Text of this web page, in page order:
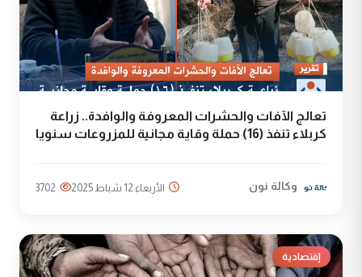
تعالج الآفات والحشرات المعروفة والوافدة.. زراعة
كربلاء تنفذ (16) حملة وقاية مجانية للمزروعات سنويا
وكالة نون الأربعاء 12 شباط 2025 3702
إقتصادية